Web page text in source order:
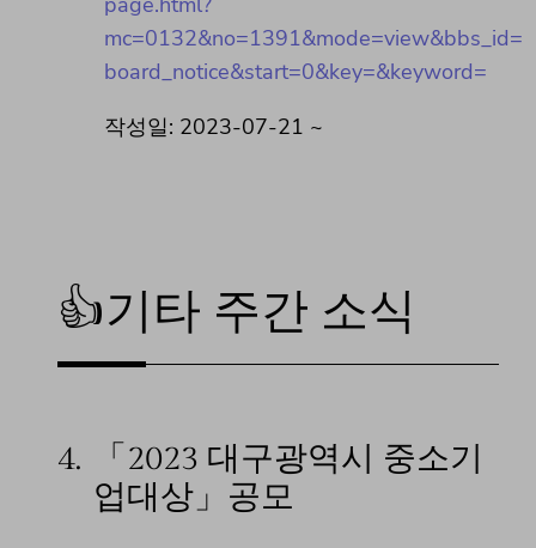
mc=0132&no=1391&mode=view&bbs_id=
board_notice&start=0&key=&keyword=
작성일: 2023-07-21 ~
👍기타 주간 소식
4.
「2023 대구광역시 중소기
업대상」공모